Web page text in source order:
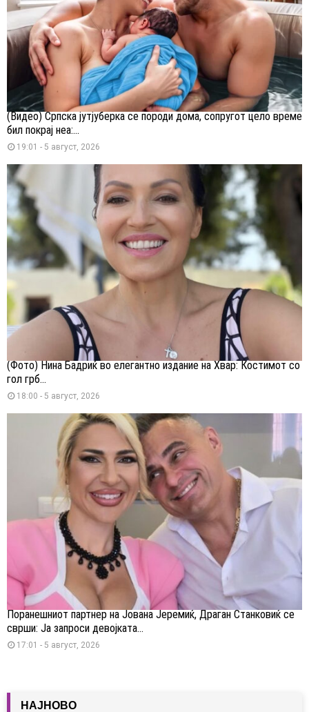
(Видео) Српска јутјуберка се породи дома, сопругот цело време
бил покрај неа:...
19:01 - 5 август, 2026
(Фото) Нина Бадриќ во елегантно издание на Хвар: Костимот со
гол грб...
18:00 - 5 август, 2026
Поранешниот партнер на Јована Јеремиќ, Драган Станковиќ се
сврши: Ја запроси девојката...
17:01 - 5 август, 2026
НАЈНОВО